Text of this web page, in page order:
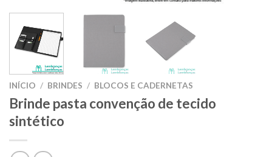
INÍCIO / BRINDES / BLOCOS E CADERNETAS
Brinde pasta convenção de tecido
sintético